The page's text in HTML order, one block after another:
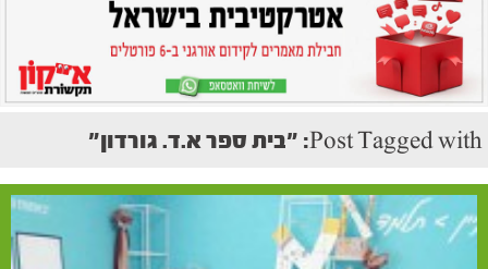
Post Tagged with: "בית ספר א.ד. גורדון"